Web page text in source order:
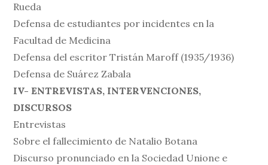
Rueda
Defensa de estudiantes por incidentes en la
Facultad de Medicina
Defensa del escritor Tristán Maroff (1935/1936)
Defensa de Suárez Zabala
IV- ENTREVISTAS, INTERVENCIONES,
DISCURSOS
Entrevistas
Sobre el fallecimiento de Natalio Botana
Discurso pronunciado en la Sociedad Unione e